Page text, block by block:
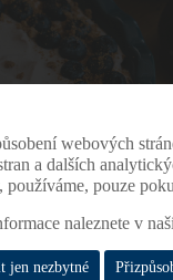
webových
a dalších
používáme, pouze
naleznete v
jen nezbytné